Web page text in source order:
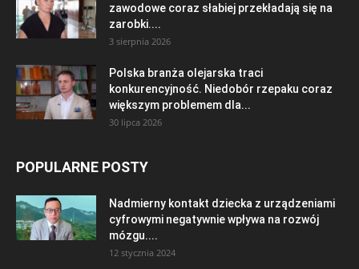
zawodowe coraz słabiej przekładają się na
zarobki....
3 sierpnia 2026
Polska branża olejarska traci
konkurencyjność. Niedobór rzepaku coraz
większym problemem dla...
30 lipca 2026
POPULARNE POSTY
Nadmierny kontakt dziecka z urządzeniami
cyfrowymi negatywnie wpływa na rozwój
mózgu....
12 stycznia 2024